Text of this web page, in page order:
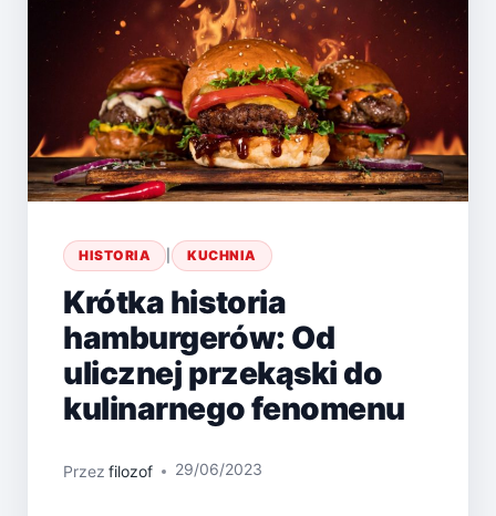
HISTORIA | KUCHNIA
Krótka historia
hamburgerów: Od
ulicznej przekąski do
kulinarnego fenomenu
Przez filozof 29/06/2023